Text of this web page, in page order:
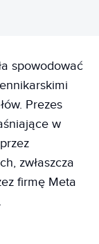
spowodować
Prezes
w
zwłaszcza
firmę Meta